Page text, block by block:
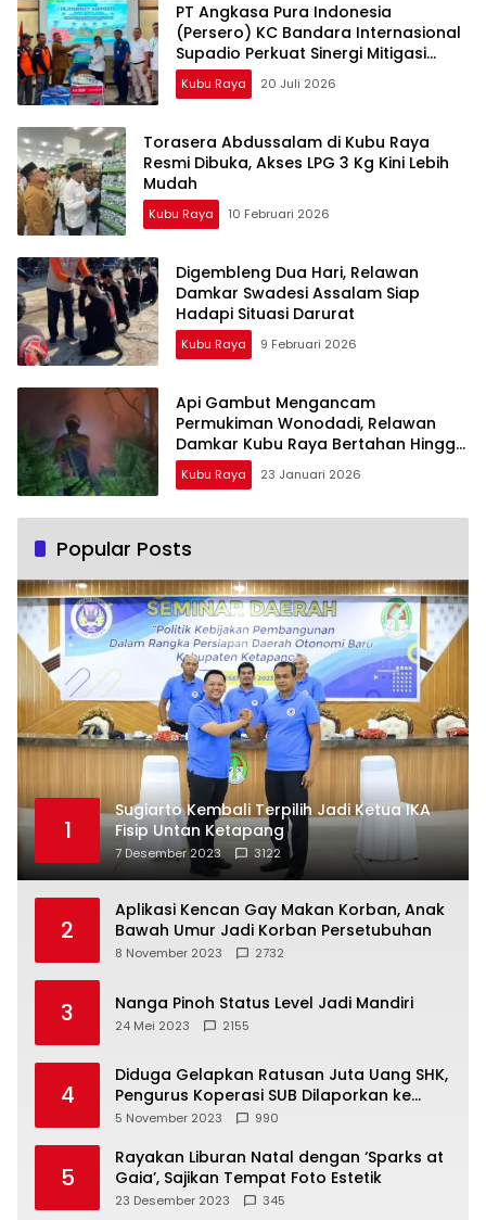
PT Angkasa Pura Indonesia
(Persero) KC Bandara Internasional
Supadio Perkuat Sinergi Mitigasi
Kebakaran melalui Penyerahan
Bantuan Sarana bagi Masyarakat
Kubu Raya 20 Juli 2026
Torasera Abdussalam di Kubu Raya
Resmi Dibuka, Akses LPG 3 Kg Kini Lebih
Mudah
Kubu Raya 10 Februari 2026
Digembleng Dua Hari, Relawan
Damkar Swadesi Assalam Siap
Hadapi Situasi Darurat
Kubu Raya 9 Februari 2026
Api Gambut Mengancam
Permukiman Wonodadi, Relawan
Damkar Kubu Raya Bertahan Hingga
Malam
Kubu Raya 23 Januari 2026
Popular Posts
1
Sugiarto Kembali Terpilih Jadi Ketua IKA
Fisip Untan Ketapang
7 Desember 2023 3122
2
Aplikasi Kencan Gay Makan Korban, Anak
Bawah Umur Jadi Korban Persetubuhan
8 November 2023 2732
3 Nanga Pinoh Status Level Jadi Mandiri
24 Mei 2023 2155
4
Diduga Gelapkan Ratusan Juta Uang SHK,
Pengurus Koperasi SUB Dilaporkan ke
Polisi
5 November 2023 990
5
Rayakan Liburan Natal dengan ‘Sparks at
Gaia’, Sajikan Tempat Foto Estetik
23 Desember 2023 345